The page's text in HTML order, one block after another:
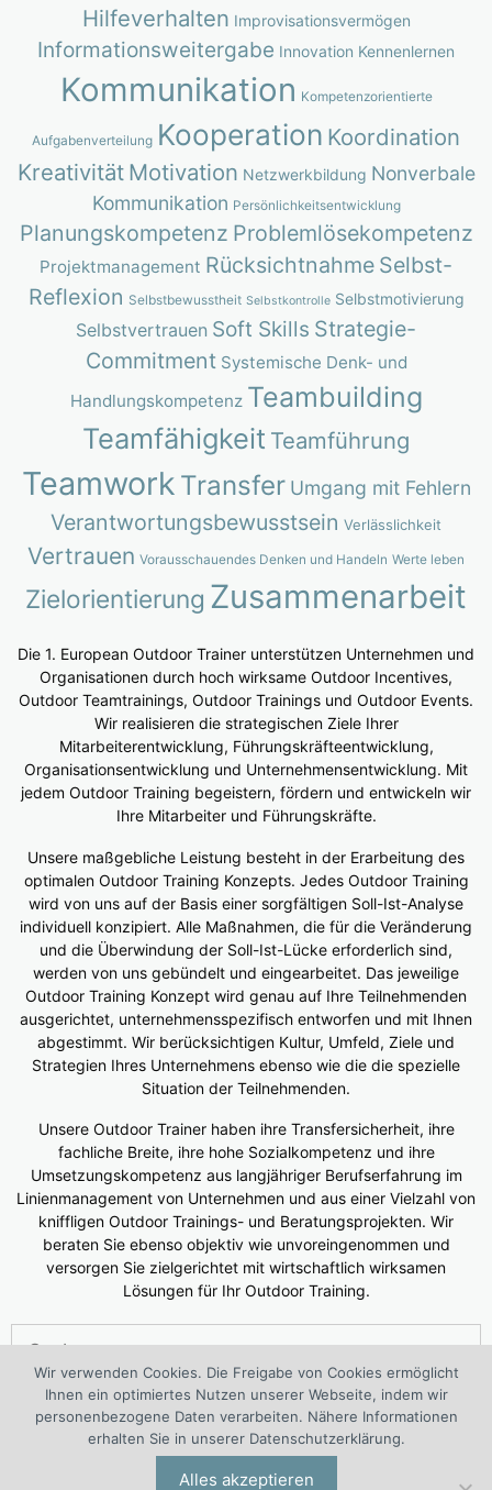
Hilfeverhalten Improvisationsvermögen
Informationsweitergabe Innovation Kennenlernen
Kommunikation Kompetenzorientierte
Aufgabenverteilung Kooperation Koordination
Kreativität Motivation Netzwerkbildung Nonverbale
Kommunikation Persönlichkeitsentwicklung
Planungskompetenz Problemlösekompetenz
Projektmanagement Rücksichtnahme Selbst-
Reflexion Selbstbewusstheit Selbstkontrolle Selbstmotivierung
Selbstvertrauen Soft Skills Strategie-
Commitment Systemische Denk- und
Handlungskompetenz Teambuilding
Teamfähigkeit Teamführung
Teamwork Transfer Umgang mit Fehlern
Verantwortungsbewusstsein Verlässlichkeit
Vertrauen Vorausschauendes Denken und Handeln Werte leben
Zielorientierung Zusammenarbeit
Die 1. European Outdoor Trainer unterstützen Unternehmen und
Organisationen durch hoch wirksame Outdoor Incentives,
Outdoor Teamtrainings, Outdoor Trainings und Outdoor Events.
Wir realisieren die strategischen Ziele Ihrer
Mitarbeiterentwicklung, Führungskräfteentwicklung,
Organisationsentwicklung und Unternehmensentwicklung. Mit
jedem Outdoor Training begeistern, fördern und entwickeln wir
Ihre Mitarbeiter und Führungskräfte.
Unsere maßgebliche Leistung besteht in der Erarbeitung des
optimalen Outdoor Training Konzepts. Jedes Outdoor Training
wird von uns auf der Basis einer sorgfältigen Soll-Ist-Analyse
individuell konzipiert. Alle Maßnahmen, die für die Veränderung
und die Überwindung der Soll-Ist-Lücke erforderlich sind,
werden von uns gebündelt und eingearbeitet. Das jeweilige
Outdoor Training Konzept wird genau auf Ihre Teilnehmenden
ausgerichtet, unternehmensspezifisch entworfen und mit Ihnen
abgestimmt. Wir berücksichtigen Kultur, Umfeld, Ziele und
Strategien Ihres Unternehmens ebenso wie die die spezielle
Situation der Teilnehmenden.
Unsere Outdoor Trainer haben ihre Transfersicherheit, ihre
fachliche Breite, ihre hohe Sozialkompetenz und ihre
Umsetzungskompetenz aus langjähriger Berufserfahrung im
Linienmanagement von Unternehmen und aus einer Vielzahl von
kniffligen Outdoor Trainings- und Beratungsprojekten. Wir
beraten Sie ebenso objektiv wie unvoreingenommen und
versorgen Sie zielgerichtet mit wirtschaftlich wirksamen
Lösungen für Ihr Outdoor Training.
Das 1. European Outdoor Training Center (WOLF®Kompetenz
Center Outdoor Training) ist ein interdisziplinäres Projekt von
Outdoortraining-Spezialisten der I.O. Group
Unternehmensberatungsgruppe | Engelsstraße 6 | 42283
Wir verwenden Cookies. Die Freigabe von Cookies ermöglicht
Ihnen ein optimiertes Nutzen unserer Webseite, indem wir
personenbezogene Daten verarbeiten. Nähere Informationen
erhalten Sie in unserer Datenschutzerklärung.
Alles akzeptieren